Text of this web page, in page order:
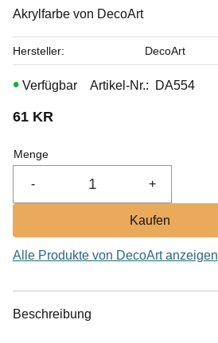
Akrylfarbe von DecoArt
61 KR
Menge
+
-
Artikel-Nr. DA554
Hersteller DecoArt
Alle Produkte von DecoArt anzeigen
Beschreibung